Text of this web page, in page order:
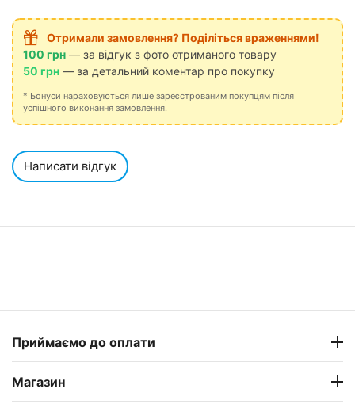
Отримали замовлення? Поділіться враженнями!
100 грн — за відгук з фото отриманого товару
50 грн — за детальний коментар про покупку
* Бонуси нараховуються лише зареєстрованим покупцям після
успішного виконання замовлення.
Написати відгук
Приймаємо до оплати
Магазин